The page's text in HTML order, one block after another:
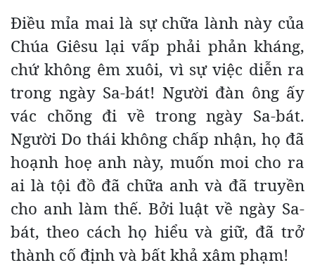
Điều mỉa mai là sự chữa lành này của
Chúa Giêsu lại vấp phải phản kháng,
chứ không êm xuôi, vì sự việc diễn ra
trong ngày Sa-bát! Người đàn ông ấy
vác chõng đi về trong ngày Sa-bát.
Người Do thái không chấp nhận, họ đã
hoạnh hoẹ anh này, muốn moi cho ra
ai là tội đồ đã chữa anh và đã truyền
cho anh làm thế. Bởi luật về ngày Sa-
bát, theo cách họ hiểu và giữ, đã trở
thành cố định và bất khả xâm phạm!